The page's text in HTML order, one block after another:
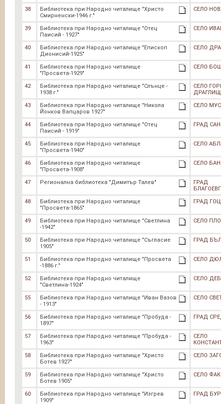
38
Библиотека при Народно читалище "Христо
Смирненски-1946 г."
СЕЛО
39
Библиотека при Народно читалище "Отец
Паисий - 1927"
СЕЛО
40
Библиотека при Народно читалище "Епископ
Дионисий-1925"
СЕЛО
41
Библиотека при Народно читалище
"Просвета-1929"
СЕЛО
42
Библиотека при Народно читалище "Слънце -
1938 г."
СЕЛО
43
Библиотека при Народно читалище "Никола
Йонков Вапцаров 1927"
СЕЛО
44
Библиотека при Народно читалище "Отец
Паисий - 1919"
ГРАД
45
Библиотека при Народно читалище
"Просвета-1940"
СЕЛО
46
Библиотека при Народно читалище
"Просвета-1908"
СЕЛО
47 Регионална библиотека "Димитър Талев"
ГРАД
48
Библиотека при Народно читалище
"Просвета-1865"
ГРАД
49
Библиотека при Народно читалище "Светлина
-1942"
СЕЛО
50
Библиотека при Народно читалище "Съгласие
1905"
ГРАД
51
Библиотека при Народно читалище "Просвета
-1886 г."
СЕЛО
52
Библиотека при Народно читалище
"Светлина-1924"
СЕЛО
55
Библиотека при Народно читалище "Иван Вазов
- 1913"
СЕЛО
56
Библиотека при Народно читалище "Пробуда -
1897"
ГРАД
57
Библиотека при Народно читалище "Пробуда -
1963"
СЕЛО
58
Библиотека при Народно читалище "Христо
Ботев 1927"
СЕЛО
59
Библиотека при Народно читалище "Христо
Ботев 1905"
СЕЛО
60
Библиотека при Народно читалище "Изгрев
1909"
ГРАД